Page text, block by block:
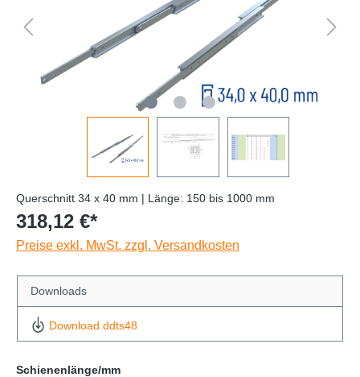
Querschnitt 34 x 40 mm | Länge: 150 bis 1000 mm
318,12 €*
Preise exkl. MwSt. zzgl. Versandkosten
Downloads
Download ddts48
Schienenlänge/mm